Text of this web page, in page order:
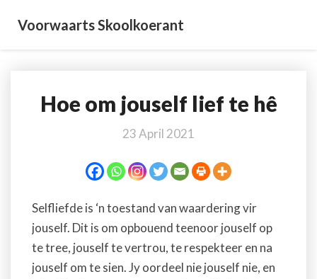
Voorwaarts Skoolkoerant
Hoe
om
jouself
te
hê
Hoe om jouself lief te hê
23 April 2021
Selfliefde is ‘n toestand van waardering vir
jouself. Dit is om opbouend teenoor jouself op
te tree, jouself te vertrou, te respekteer en na
jouself om te sien. Jy oordeel nie jouself nie, en